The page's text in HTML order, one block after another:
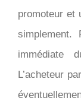
promoteur et
simplement.
immédiate
L’acheteur